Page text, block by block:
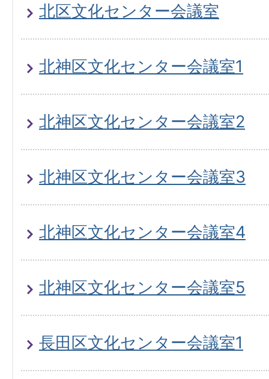
北区文化センター会議室
北神区文化センター会議室1
北神区文化センター会議室2
北神区文化センター会議室3
北神区文化センター会議室4
北神区文化センター会議室5
長田区文化センター会議室1